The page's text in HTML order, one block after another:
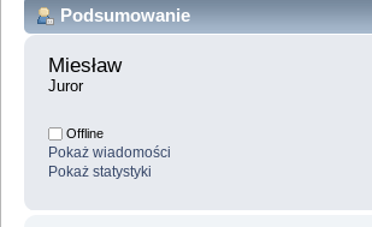
Podsumowanie
Miesław
Juror
Offline
Pokaż wiadomości
Pokaż statystyki